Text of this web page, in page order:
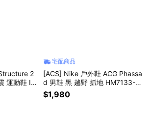
2
運動鞋 IF
宅配商品
[ACS] Nike 戶外鞋 ACG Phassa
d 男鞋 黑 越野 抓地 HM7133-0
03
$1,980